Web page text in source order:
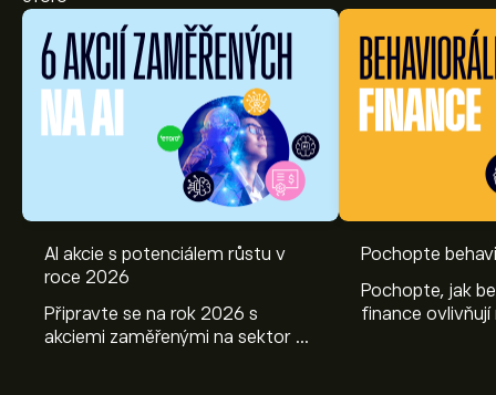
AI akcie s potenciálem růstu v
roce 2026
Připravte se na rok 2026 s
akciemi zaměřenými na sektor AI.
Pochopte
Pochopte, jak
finance